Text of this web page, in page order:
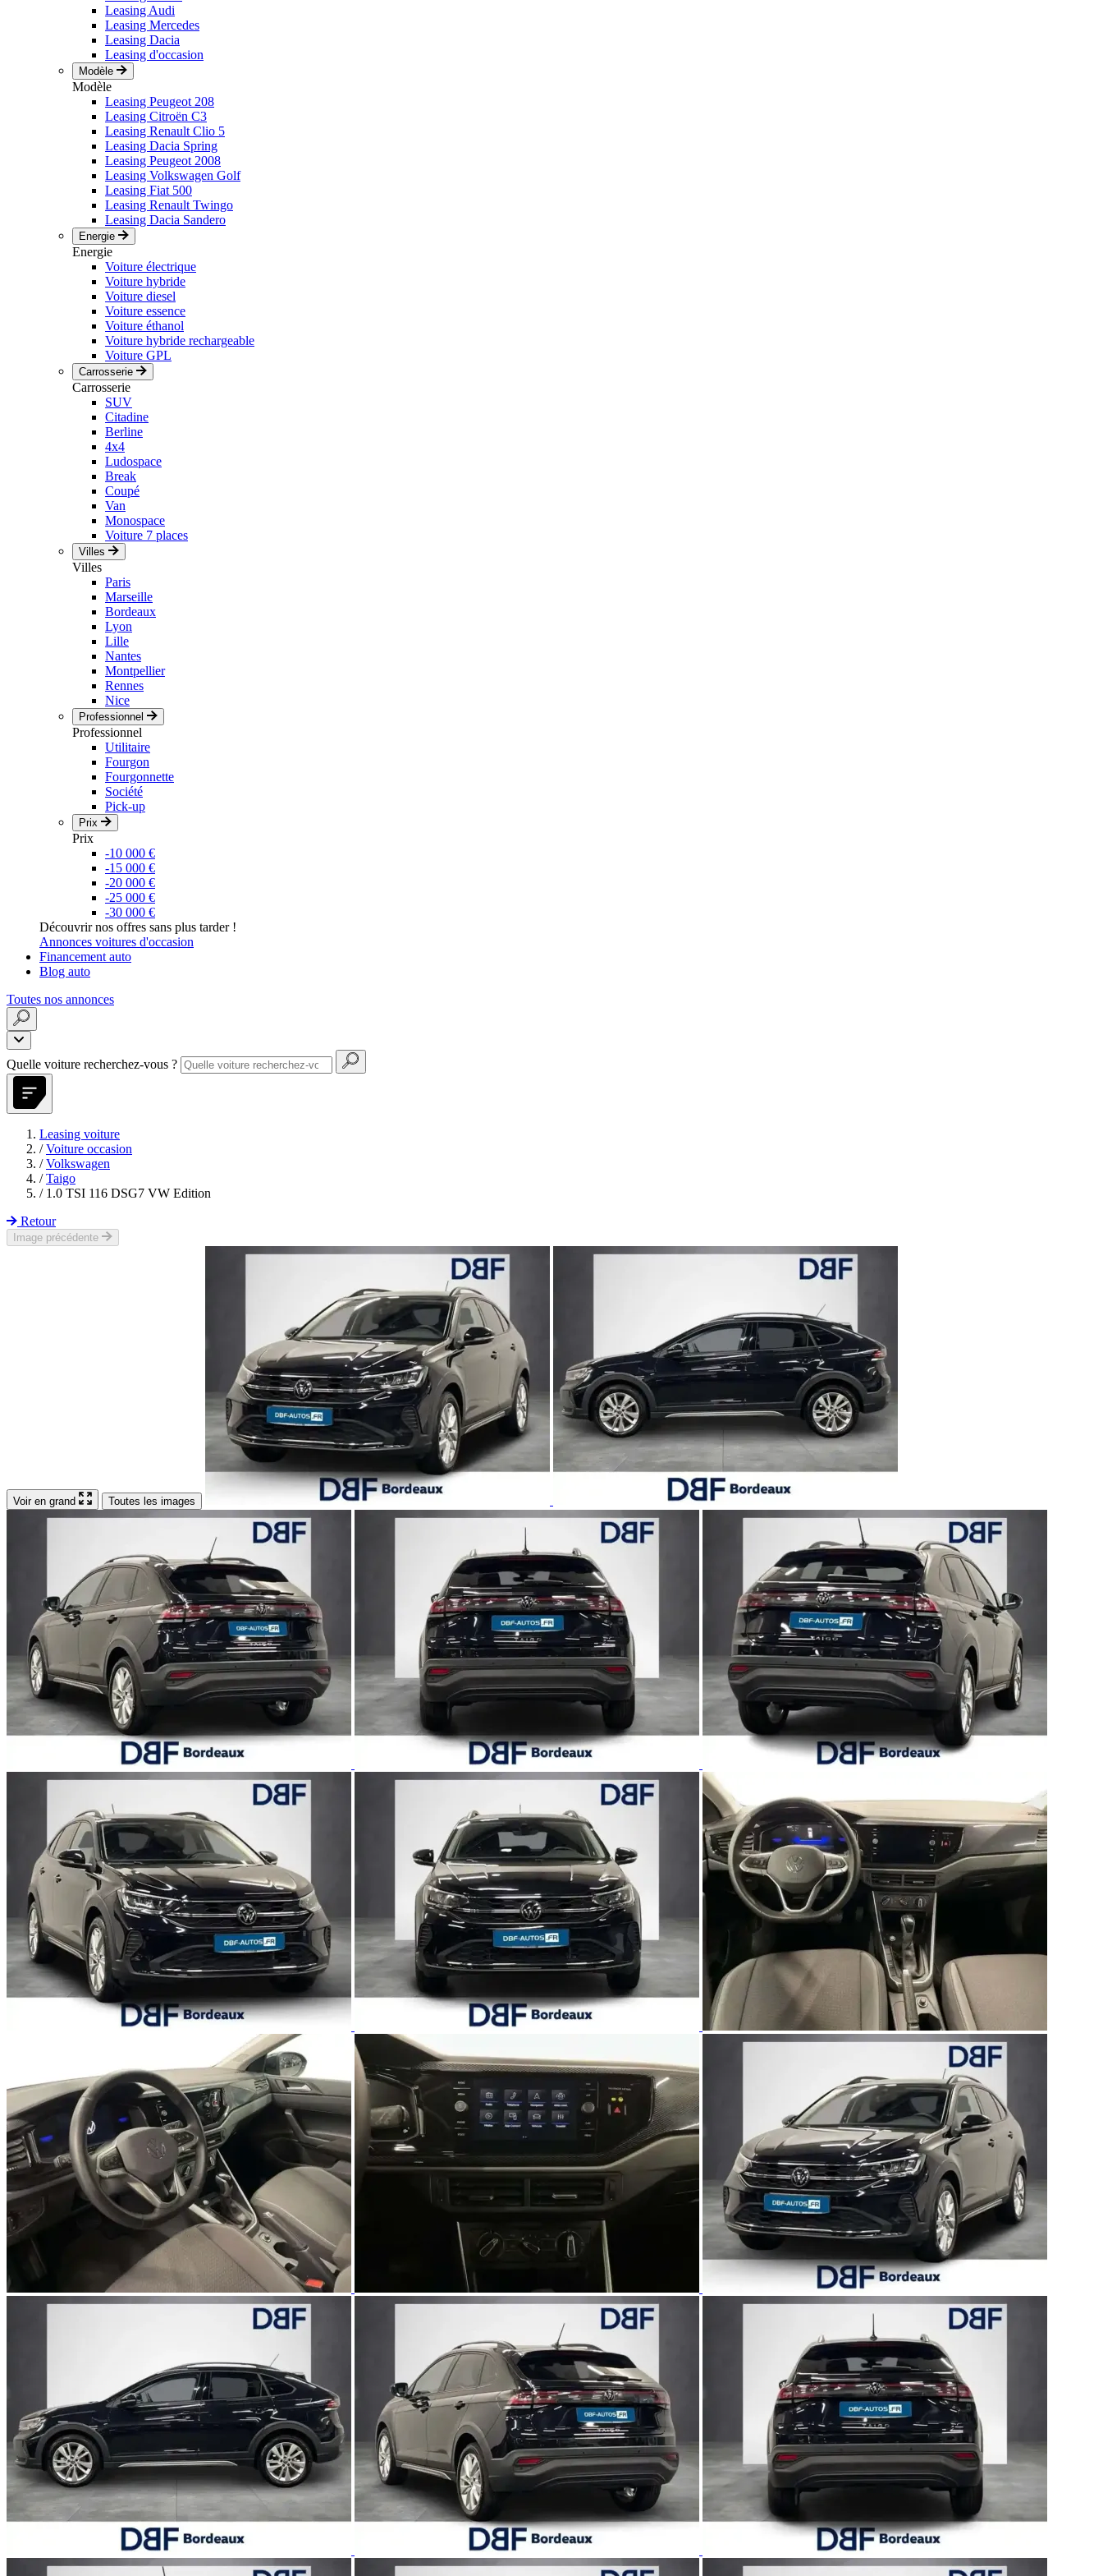
Leasing Audi
Leasing Mercedes
Leasing Dacia
Leasing d'occasion
Modèle
Modèle
Leasing Peugeot 208
Leasing Citroën C3
Leasing Renault Clio 5
Leasing Dacia Spring
Leasing Peugeot 2008
Leasing Volkswagen Golf
Leasing Fiat 500
Leasing Renault Twingo
Leasing Dacia Sandero
Energie
Energie
Voiture électrique
Voiture hybride
Voiture diesel
Voiture essence
Voiture éthanol
Voiture hybride rechargeable
Voiture GPL
Carrosserie
Carrosserie
SUV
Citadine
Berline
4x4
Ludospace
Break
Coupé
Van
Monospace
Voiture 7 places
Villes
Villes
Paris
Marseille
Bordeaux
Lyon
Lille
Nantes
Montpellier
Rennes
Nice
Professionnel
Professionnel
Utilitaire
Fourgon
Fourgonnette
Société
Pick-up
Prix
Prix
-10 000 €
-15 000 €
-20 000 €
-25 000 €
-30 000 €
Découvrir nos offres sans plus tarder !
Annonces voitures d'occasion
Financement auto
Blog auto
Toutes nos annonces
Quelle voiture recherchez-vous ?
Leasing voiture
/ Voiture occasion
/ Volkswagen
/ Taigo
/ 1.0 TSI 116 DSG7 VW Edition
Retour
Image précédente
Voir en grand Toutes les images